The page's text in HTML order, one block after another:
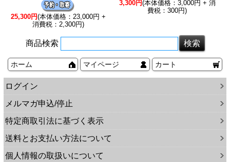
25,300円(本体価格：23,000円 +
消費税：2,300円)
3,300円(本体価格：3,000円 + 消
費税：300円)
商品検索
ホーム マイページ カート
ログイン
メルマガ申込/停止
特定商取引法に基づく表示
送料とお支払い方法について
個人情報の取扱いについて